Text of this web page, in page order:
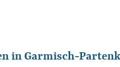
in Garmisch-